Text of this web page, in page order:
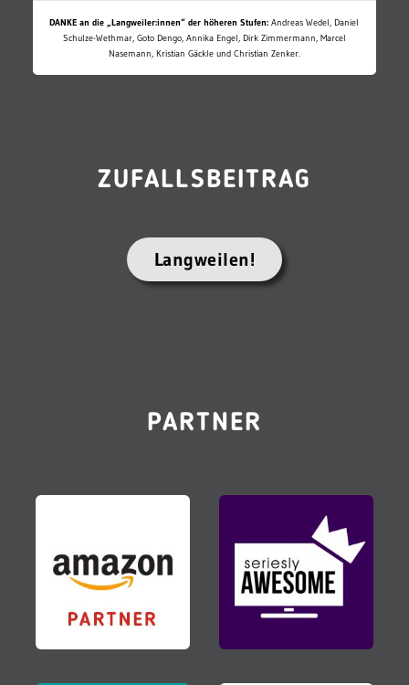
DANKE an die „Langweiler:innen“ der höheren Stufen: Andreas Wedel, Daniel
Schulze-Wethmar, Goto Dengo, Annika Engel, Dirk Zimmermann, Marcel
Nasemann, Kristian Gäckle und Christian Zenker.
ZUFALLSBEITRAG
Langweilen!
PARTNER